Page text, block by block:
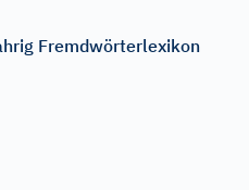
Fremdwörterlexikon